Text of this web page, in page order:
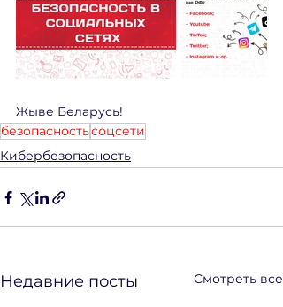
Жыве Беларусь!
безопасностьсоцсети
Кибербезопасность
Недавние посты Смотреть все